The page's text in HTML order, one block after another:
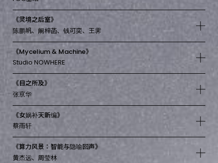
《灵境之后室》
陈鹏帆、阚梓菡、钱可奕、王霁
《Mycelium & Machine》
Studio NOWHERE
《目之所及》
张京华
《女娲补天新编》
蔡雨轩
《算力风景：智能与隐喻回声》
黄杰远、周莹林